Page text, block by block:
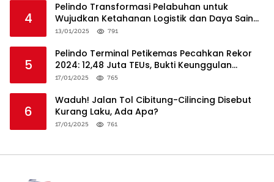
4
Pelindo Transformasi Pelabuhan untuk
Wujudkan Ketahanan Logistik dan Daya Saing
Global
13/01/2025 791
5
Pelindo Terminal Petikemas Pecahkan Rekor
2024: 12,48 Juta TEUs, Bukti Keunggulan
Logistik Nasional
17/01/2025 765
6
Waduh! Jalan Tol Cibitung-Cilincing Disebut
Kurang Laku, Ada Apa?
17/01/2025 761